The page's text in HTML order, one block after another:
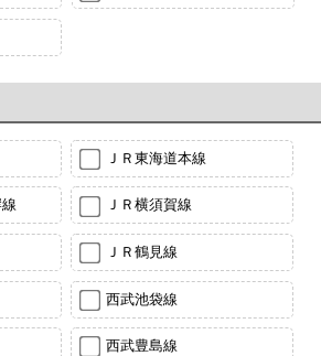
ＪＲ東海道本線
ＪＲ横須賀線
ＪＲ鶴見線
西武池袋線
西武豊島線